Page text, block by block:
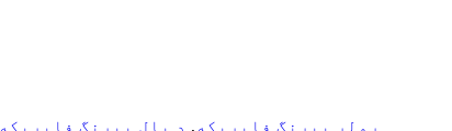
Tapered رولر بیرنگ فابریکه , د بال بیرنگ فابریکه